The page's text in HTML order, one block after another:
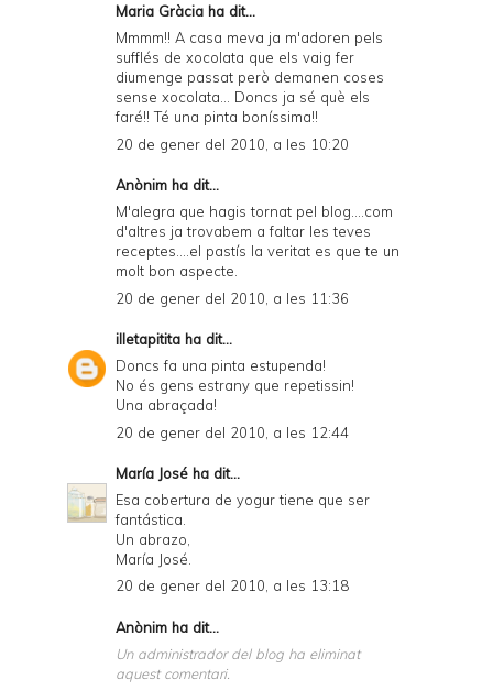
Maria Gràcia ha dit...
Mmmm!! A casa meva ja m'adoren pels
sufflés de xocolata que els vaig fer
diumenge passat però demanen coses
sense xocolata... Doncs ja sé què els
faré!! Té una pinta boníssima!!
20 de gener del 2010, a les 10:20
Anònim ha dit...
M'alegra que hagis tornat pel blog....com
d'altres ja trovabem a faltar les teves
receptes....el pastís la veritat es que te un
molt bon aspecte.
20 de gener del 2010, a les 11:36
illetapitita ha dit...
Doncs fa una pinta estupenda!
No és gens estrany que repetissin!
Una abraçada!
20 de gener del 2010, a les 12:44
María José ha dit...
Esa cobertura de yogur tiene que ser
fantástica.
Un abrazo,
María José.
20 de gener del 2010, a les 13:18
Anònim ha dit...
Un administrador del blog ha eliminat
aquest comentari.